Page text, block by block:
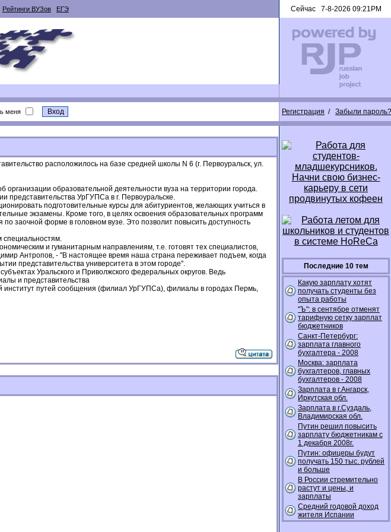
Рейтинги ВУЗов ЕГЭ Сейчас 7-8-2026 09:21PM
меня Регистрация / Забыли пароль?
расположилось на базе средней школы N 6 (г. Первоуральск, ул.
образовательной деятельности вуза на территории города.
представительства УрГУПСа в г. Первоуральске.
подготовительные курсы для абитуриентов, желающих учиться в
экзамены. Кроме того, в целях освоения образовательных программ
заочной форме в головном вузе. Это позволит повысить доступность
специальностям.
и гуманитарным направлениям, т.е. готовят тех специалистов,
Антропов, - "В настоящее время наша страна переживает подъем, когда
представительства университета в этом городе".
Уральского и Приволжского федеральных округов. Ведь
и представительства
институт путей сообщения (филиал УрГУПСа), филиалы в городах Пермь,
Последние 10 тем
Какую зарплату хотят
получать студенты без
опыта работы
"Ъ": в сентябре отменят
тарифную сетку зарплат
бюджетников
Санкт-Петербург:
зарплата главного
бухгалтера - 2008
Москва: зарплата
бухгалтеров, главных
бухгалтеров - 2008
Зарплата в г.Ангарск,
Иркутская обл.
Зарплата в г.Суздаль,
Владимирская обл.
Путин решил повысить
зарплату бюджетникам с
1 декабря 2008г.
Путин: офицеры будут
получать 150 тыс. рублей
и больше
В России стремительно
растут и цены, и
зарплаты
Средний годовой доход
жителя Испании